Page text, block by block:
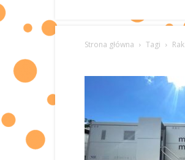
Strona główna Tagi Rak